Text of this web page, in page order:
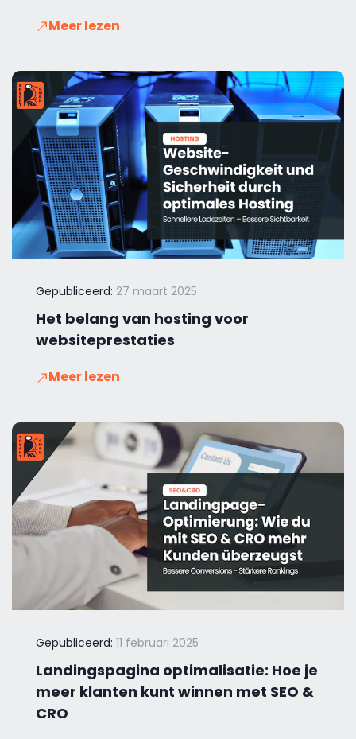
Meer lezen
Gepubliceerd: 27 maart 2025
Het belang van hosting voor
websiteprestaties
Meer lezen
Gepubliceerd: 11 februari 2025
Landingspagina optimalisatie: Hoe je
meer klanten kunt winnen met SEO &
CRO